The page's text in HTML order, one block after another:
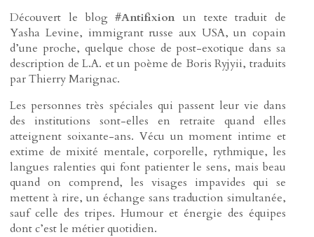
Découvert le blog #Antifixion un texte traduit de
Yasha Levine, immigrant russe aux USA, un copain
d’une proche, quelque chose de post-exotique dans sa
description de L.A. et un poème de Boris Ryjyii, traduits
par Thierry Marignac.
Les personnes très spéciales qui passent leur vie dans
des institutions sont-elles en retraite quand elles
atteignent soixante-ans. Vécu un moment intime et
extime de mixité mentale, corporelle, rythmique, les
langues ralenties qui font patienter le sens, mais beau
quand on comprend, les visages impavides qui se
mettent à rire, un échange sans traduction simultanée,
sauf celle des tripes. Humour et énergie des équipes
dont c’est le métier quotidien.